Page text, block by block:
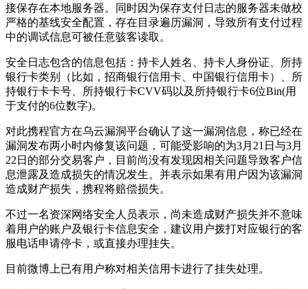
接保存在本地服务器。同时因为保存支付日志的服务器未做校
严格的基线安全配置，存在目录遍历漏洞，导致所有支付过程
中的调试信息可被任意骇客读取。
安全日志包含的信息包括：持卡人姓名、持卡人身份证、所持
银行卡类别（比如，招商银行信用卡、中国银行信用卡）、所
持银行卡卡号、所持银行卡CVV码以及所持银行卡6位Bin(用
于支付的6位数字)。
对此携程官方在乌云漏洞平台确认了这一漏洞信息，称已经在
漏洞发布两小时内修复该问题，可能受影响的为3月21日与3月
22日的部分交易客户，目前尚没有发现因相关问题导致客户信
息泄露及造成损失的情况发生。并表示如果有用户因为该漏洞
造成财产损失，携程将赔偿损失。
不过一名资深网络安全人员表示，尚未造成财产损失并不意味
着用户的账户及银行卡信息安全，建议用户拨打对应银行的客
服电话申请停卡，或直接办理挂失。
目前微博上已有用户称对相关信用卡进行了挂失处理。